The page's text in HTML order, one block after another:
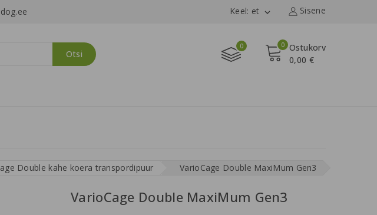
Sisene
Keel: et 
0 Ostukorv
0,00 €
Otsi
0
Double kahe koera transpordipuur VarioCage Double MaxiMum Gen3
VarioCage Double MaxiMum Gen3